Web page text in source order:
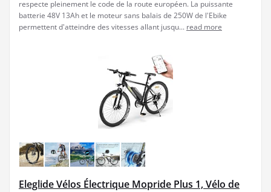
respecte pleinement le code de la route européen. La puissante
batterie 48V 13Ah et le moteur sans balais de 250W de l'Ebike
permettent d'atteindre des vitesses allant jusqu... read more
Eleglide Vélos Électrique Mopride Plus 1, Vélo de